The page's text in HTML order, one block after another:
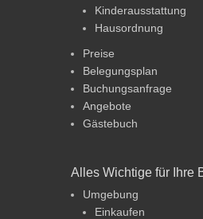
Kinderausstattung
Hausordnung
Preise
Belegungsplan
Buchungsanfrage
Angebote
Gästebuch
Alles Wichtige für Ihre
Umgebung
Einkaufen